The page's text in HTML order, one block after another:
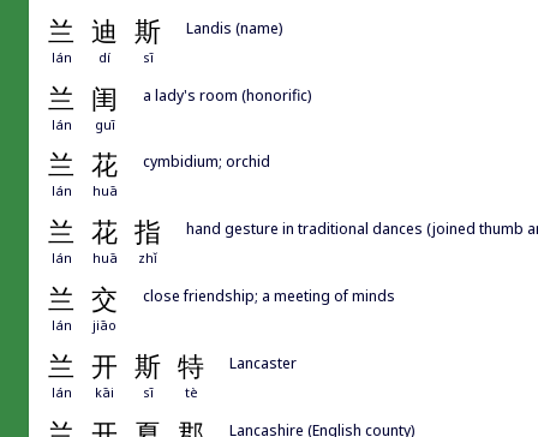
兰 迪 斯
lán dí sī
Landis (name)
兰 闺
lán guī
a lady's room (honorific)
兰 花
lán huā
cymbidium; orchid
兰 花 指
lán huā zhǐ
hand gesture in traditional dances (joined thumb
兰 交
lán jiāo
close friendship; a meeting of minds
兰 开 斯 特
lán kāi sī tè
Lancaster
Lancashire (English county)